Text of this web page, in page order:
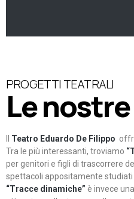
PROGETTI TEATRALI
Le
Teatro Eduardo De Filippo
Tra le più interessanti, troviamo
per genitori e figli di trascorrere
spettacoli appositamente studiati
“Tracce dinamiche” è invece